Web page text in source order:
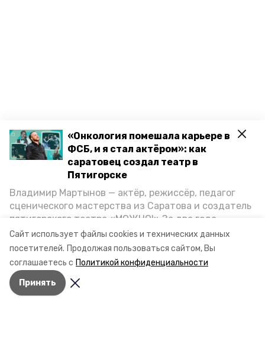
Сайт использует файлы cookies и технических данных
посетителей. Продолжая пользоваться сайтом, Вы
соглашаетесь с Политикой конфиденциальности
Принять
«Онкология помешала карьере в
ФСБ, и я стал актёром»: как
саратовец создал театр в
Пятигорске
Владимир Мартынов — актёр, режиссёр, педагог
сценического мастерства из Саратова и создатель
пятигорского театра «МОЖНО!» За два года
существования театр выпустил восемь спектаклей,
впереди — новые премьеры. О том, как стал
артистом, попал в Пятигорск и собрал труппу,
режиссёр рассказал корреспонденту «Портала
Пятигорска».